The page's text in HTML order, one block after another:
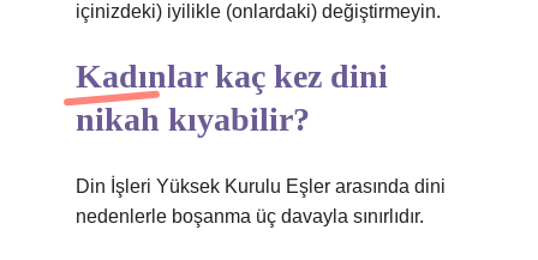
içinizdeki) iyilikle (onlardaki) değiştirmeyin.
Kadınlar kaç kez dini
nikah kıyabilir?
Din İşleri Yüksek Kurulu Eşler arasında dini
nedenlerle boşanma üç davayla sınırlıdır.